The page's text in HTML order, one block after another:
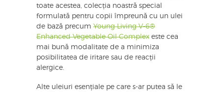
toate acestea, colecția noastră special
formulată pentru copii împreună cu un ulei
de bază precum Young Living V-6®
Enhanced Vegetable Oil Complex este cea
mai bună modalitate de a minimiza
posibilitatea de iritare sau de reacții
alergice.
Alte uleiuri esențiale pe care s-ar putea să le